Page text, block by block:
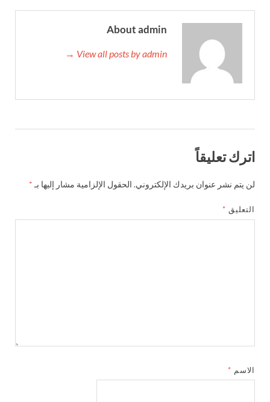
About admin
View all posts by admin →
اترك تعليقاً
لن يتم نشر عنوان بريدك الإلكتروني. الحقول الإلزامية مشار إليها بـ *
التعليق *
الاسم *